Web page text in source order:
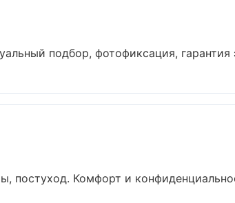
подбор, фотофиксация, гарантия
постуход. Комфорт и